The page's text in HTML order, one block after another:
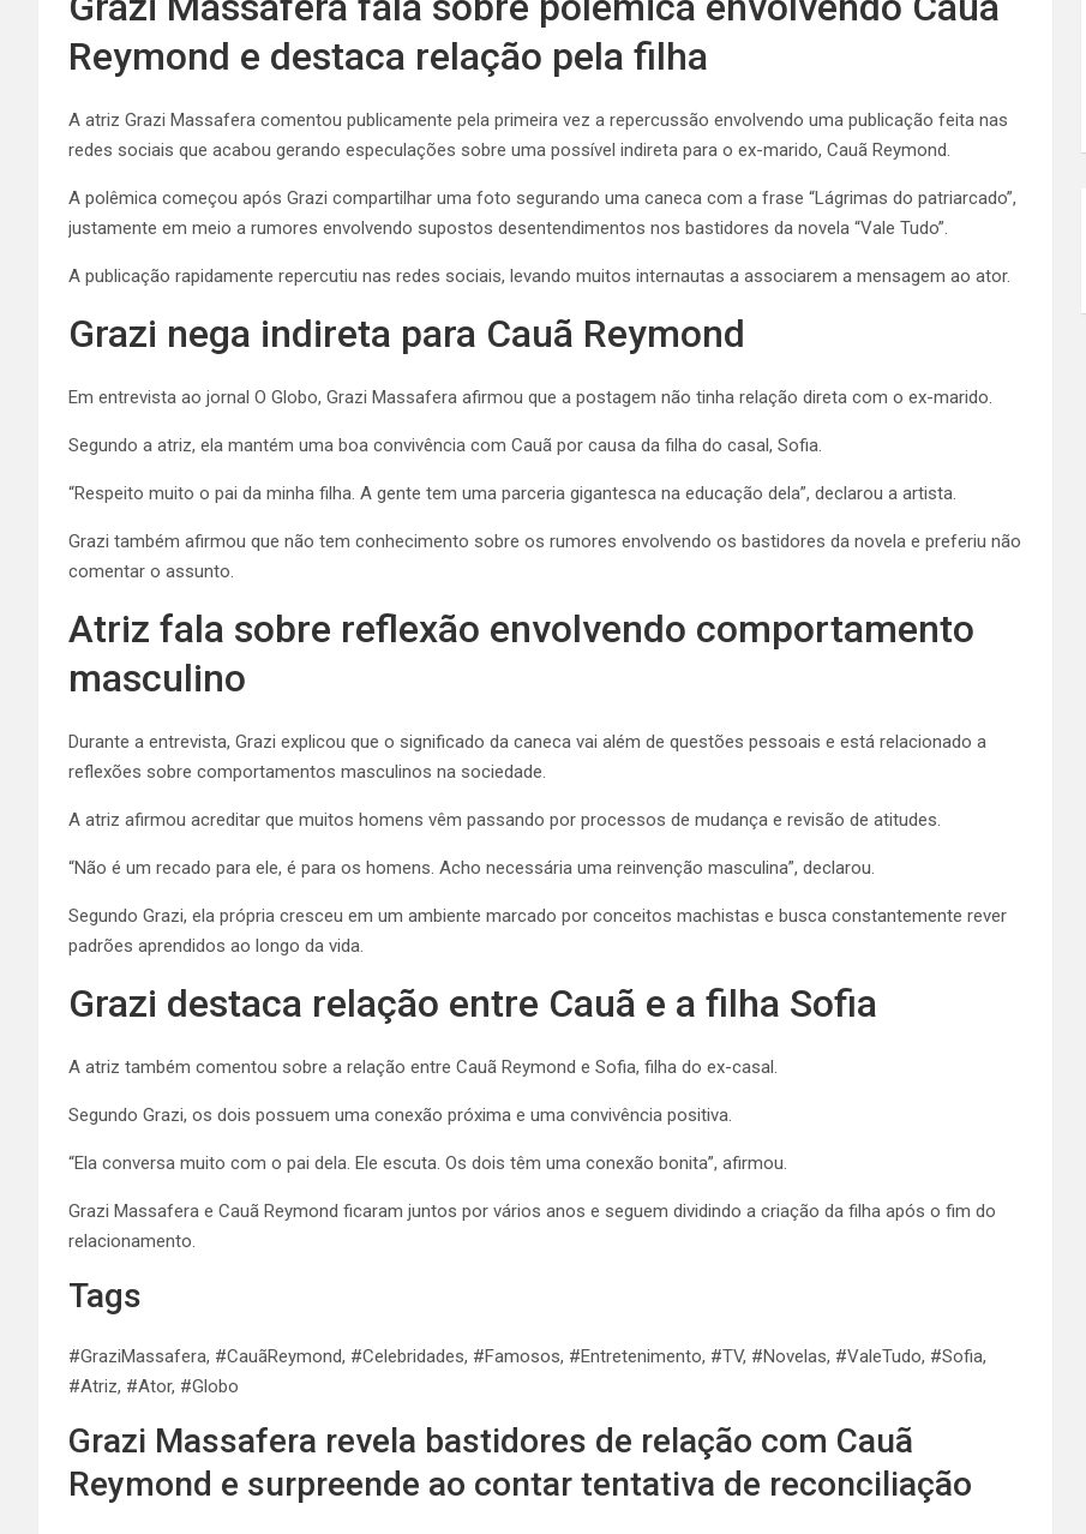
Reymond e destaca relação pela filha
A atriz Grazi Massafera comentou publicamente pela primeira vez a repercussão envolvendo uma publicação feita nas
redes sociais que acabou gerando especulações sobre uma possível indireta para o ex-marido, Cauã Reymond.
A polêmica começou após Grazi compartilhar uma foto segurando uma caneca com a frase “Lágrimas do patriarcado”,
justamente em meio a rumores envolvendo supostos desentendimentos nos bastidores da novela “Vale Tudo”.
A publicação rapidamente repercutiu nas redes sociais, levando muitos internautas a associarem a mensagem ao ator.
Grazi nega indireta para Cauã Reymond
Em entrevista ao jornal O Globo, Grazi Massafera afirmou que a postagem não tinha relação direta com o ex-marido.
Segundo a atriz, ela mantém uma boa convivência com Cauã por causa da filha do casal, Sofia.
“Respeito muito o pai da minha filha. A gente tem uma parceria gigantesca na educação dela”, declarou a artista.
Grazi também afirmou que não tem conhecimento sobre os rumores envolvendo os bastidores da novela e preferiu não
comentar o assunto.
Atriz fala sobre reflexão envolvendo comportamento
masculino
Durante a entrevista, Grazi explicou que o significado da caneca vai além de questões pessoais e está relacionado a
reflexões sobre comportamentos masculinos na sociedade.
A atriz afirmou acreditar que muitos homens vêm passando por processos de mudança e revisão de atitudes.
“Não é um recado para ele, é para os homens. Acho necessária uma reinvenção masculina”, declarou.
Segundo Grazi, ela própria cresceu em um ambiente marcado por conceitos machistas e busca constantemente rever
padrões aprendidos ao longo da vida.
Grazi destaca relação entre Cauã e a filha Sofia
A atriz também comentou sobre a relação entre Cauã Reymond e Sofia, filha do ex-casal.
Segundo Grazi, os dois possuem uma conexão próxima e uma convivência positiva.
“Ela conversa muito com o pai dela. Ele escuta. Os dois têm uma conexão bonita”, afirmou.
Grazi Massafera e Cauã Reymond ficaram juntos por vários anos e seguem dividindo a criação da filha após o fim do
relacionamento.
Tags
#GraziMassafera, #CauãReymond, #Celebridades, #Famosos, #Entretenimento, #TV, #Novelas, #ValeTudo, #Sofia,
#Atriz, #Ator, #Globo
Grazi Massafera revela bastidores de relação com Cauã
Reymond e surpreende ao contar tentativa de reconciliação